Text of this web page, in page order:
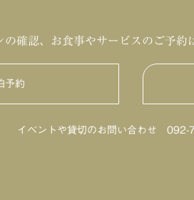
確認、お食事やサービスのご予約
予約
イベントや貸切のお問い合わせ 092-